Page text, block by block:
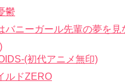
鬱
バニーガール先輩の夢を見
(初代アニメ無印)
ルドZERO